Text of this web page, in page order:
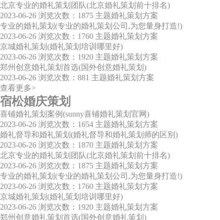
北京专业的婚礼策划团队(北京婚礼策划前十排名)
2023-06-26 浏览次数：1875 主题婚礼策划方案
专业的婚礼策划(专业的婚礼策划公司,为您量身打造!)
2023-06-26 浏览次数：1760 主题婚礼策划方案
京城婚礼策划(婚礼策划培训哪里好)
2023-06-26 浏览次数：1920 主题婚礼策划方案
郑州创意婚礼策划首选(国外创意婚礼策划)
2023-06-26 浏览次数：881 主题婚礼策划方案
查看更多>
宿松婚庆策划
喜铺婚礼策划案例(sunny喜铺婚礼策划官网)
2023-06-26 浏览次数：1654 主题婚礼策划方案
婚礼督导和婚礼策划(婚礼督导和婚礼策划师的区别)
2023-06-26 浏览次数：1870 主题婚礼策划方案
北京专业的婚礼策划团队(北京婚礼策划前十排名)
2023-06-26 浏览次数：1875 主题婚礼策划方案
专业的婚礼策划(专业的婚礼策划公司,为您量身打造!)
2023-06-26 浏览次数：1760 主题婚礼策划方案
京城婚礼策划(婚礼策划培训哪里好)
2023-06-26 浏览次数：1920 主题婚礼策划方案
郑州创意婚礼策划首选(国外创意婚礼策划)